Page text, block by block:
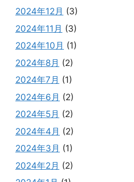
2024年12月 (3)
2024年11月 (3)
2024年10月 (1)
2024年8月 (2)
2024年7月 (1)
2024年6月 (2)
2024年5月 (2)
2024年4月 (2)
2024年3月 (1)
2024年2月 (2)